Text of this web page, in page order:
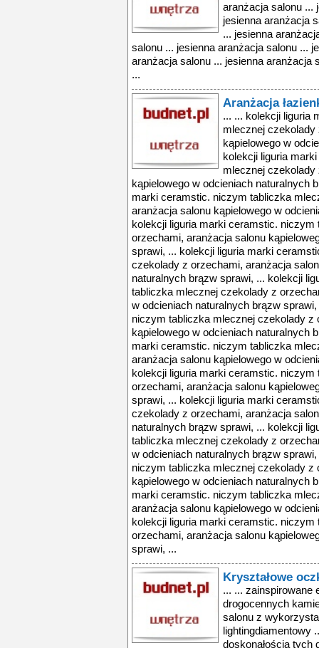
aranżacja salonu ...
jesienna aranżacja
... jesienna
salonu ... jesienna aranżacja salonu ...
aranżacja salonu ... jesienna aranżacja
...
Aranżacja
... ... kolekcji liguria
mlecznej czekolady
kąpielowego w
kolekcji liguria
mlecznej czekolady
kąpielowego w odcieniach naturalnych
marki ceramstic. niczym tabliczka
aranżacja salonu kąpielowego w
kolekcji liguria marki ceramstic.
orzechami, aranżacja salonu
sprawi, ... kolekcji liguria marki
czekolady z orzechami, aranżacja
naturalnych brązw sprawi, ... kolekcji
tabliczka mlecznej czekolady z
w odcieniach naturalnych brązw
niczym tabliczka mlecznej czekolady z
kąpielowego w odcieniach naturalnych
marki ceramstic. niczym tabliczka
aranżacja salonu kąpielowego w
kolekcji liguria marki ceramstic.
orzechami, aranżacja salonu
sprawi, ... kolekcji liguria marki
czekolady z orzechami, aranżacja
naturalnych brązw sprawi, ... kolekcji
tabliczka mlecznej czekolady z
w odcieniach naturalnych brązw
niczym tabliczka mlecznej czekolady z
kąpielowego w odcieniach naturalnych
marki ceramstic. niczym tabliczka
aranżacja salonu kąpielowego w
kolekcji liguria marki ceramstic.
orzechami, aranżacja salonu
sprawi, ...
Kryształowe
... ... zainspirowane
drogocennych
salonu z
lightingdiamentowy
doskonałością tych